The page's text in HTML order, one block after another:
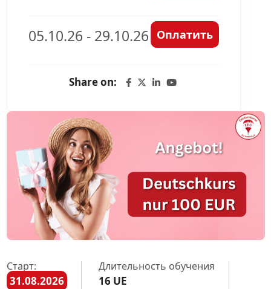
05.10.26 - 29.10.26 Оплатить
Share on:
Старт:
31.08.2026
Длительность обучения
16 UE